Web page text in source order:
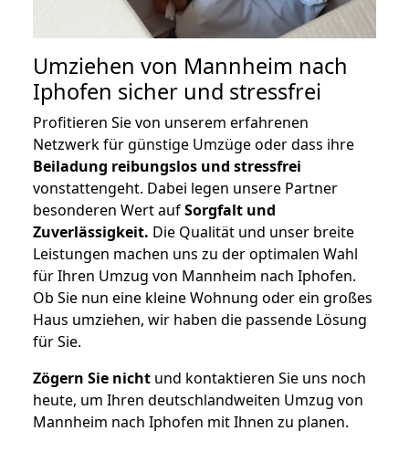
Umziehen von Mannheim nach
Iphofen sicher und stressfrei
Profitieren Sie von unserem erfahrenen
Netzwerk für günstige Umzüge oder dass ihre
Beiladung reibungslos und stressfrei
vonstattengeht. Dabei legen unsere Partner
besonderen Wert aufSorgfalt und
Zuverlässigkeit. Die Qualität und unser breite
Leistungen machen uns zu der optimalen Wahl
für Ihren Umzug von Mannheim nach Iphofen.
Ob Sie nun eine kleine Wohnung oder ein großes
Haus umziehen, wir haben die passende Lösung
für Sie.
Zögern Sie nicht und kontaktieren Sie uns noch
heute, um Ihren deutschlandweiten Umzug von
Mannheim nach Iphofen mit Ihnen zu planen.